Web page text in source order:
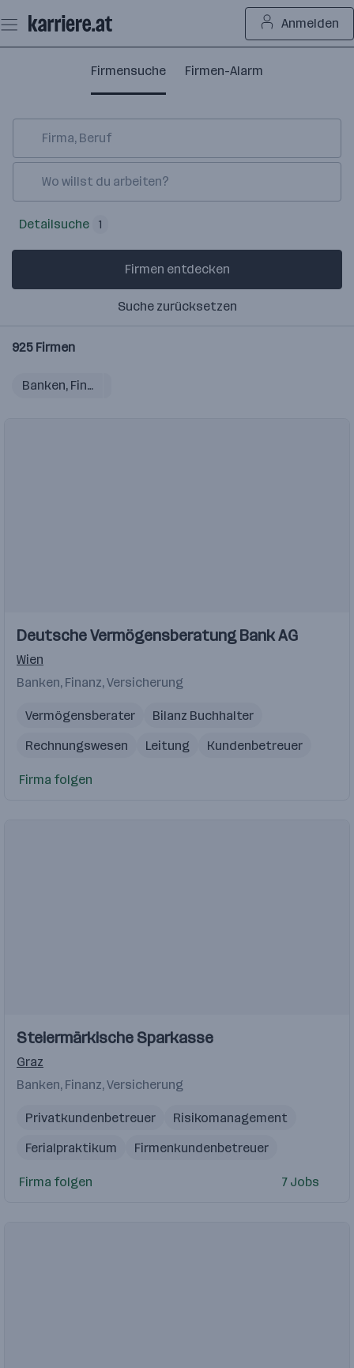
Seiteninhalt
springen
Anmelden
Firmensuche Firmen-Alarm
925 Firmen
Banken, Finanz, Versicherung
Videos
Einblicke
Einblicke
Deutsche Vermögensberatung Bank AG
Wien
Banken, Finanz, Versicherung
Vermögensberater
Bilanz Buchhalter
Rechnungswesen
Leitung Kundenbetreuer
Firma folgen
Videos
Einblicke
Einblicke
Steiermärkische Sparkasse
Graz
Banken, Finanz, Versicherung
Privatkundenbetreuer
Risikomanagement
Ferialpraktikum
Firmenkundenbetreuer
Kundenbetreuung
Firma folgen 7 Jobs
Detailsuche 1
Firmen entdecken
Suche zurücksetzen